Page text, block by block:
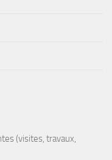
(visites, travaux,